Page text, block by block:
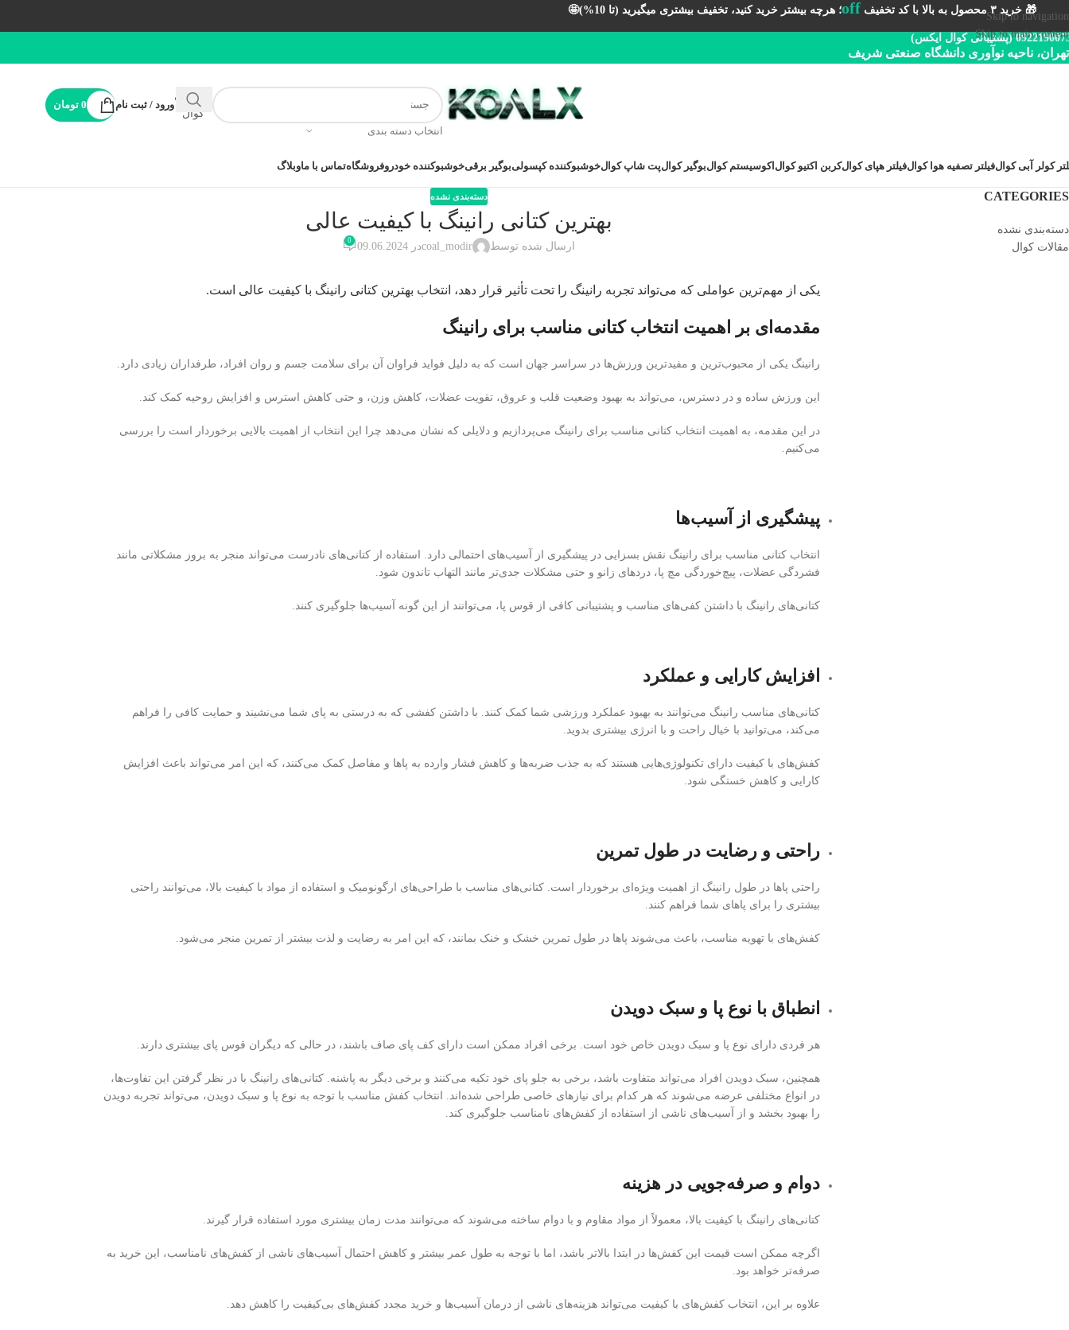
Skip to navigation
Skip to main content
🎁 خرید ۳ محصول به بالا با کد تخفیف off؛ هرچه بیشتر خرید کنید، تخفیف بیشتری میگیرید (تا 10%)🤩
(پشتیبانی کوال ایکس)
تهران، ناحیه نوآوری دانشگاه صنعتی شریف
انتخاب دسته بندی
پشتیبانی
کوال
ورود / ثبت نام 0 تومان
کولر آبی کوالفیلتر تصفیه هوا کوالفیلتر هپای کوالکربن اکتیو کوال اکوسیستم کوالبوگیر کوالپت شاپ کوالخوشبوکننده کپسولیبوگیر برقیخوشبوکننده خودروفروشگاهتماس با ماوبلاگ
CATEGORIES
دسته‌بندی نشده
مقالات کوال
دسته‌بندی نشده
بهترین کتانی رانینگ با کیفیت عالی
ارسال شده توسط coal_modirدر 09.06.2024 0
یکی از مهم‌ترین عواملی که می‌تواند تجربه رانینگ را تحت تأثیر قرار دهد، انتخاب بهترین کتانی رانینگ با کیفیت عالی است.
مقدمه‌ای بر اهمیت انتخاب کتانی مناسب برای رانینگ
رانینگ یکی از محبوب‌ترین و مفیدترین ورزش‌ها در سراسر جهان است که به دلیل فواید فراوان آن برای سلامت جسم و روان افراد، طرفداران زیادی دارد.
این ورزش ساده و در دسترس، می‌تواند به بهبود وضعیت قلب و عروق، تقویت عضلات، کاهش وزن، و حتی کاهش استرس و افزایش روحیه کمک کند.
در این مقدمه، به اهمیت انتخاب کتانی مناسب برای رانینگ می‌پردازیم و دلایلی که نشان می‌دهد چرا این انتخاب از اهمیت بالایی برخوردار است را بررسی
می‌کنیم.
پیشگیری از آسیب‌ها
انتخاب کتانی مناسب برای رانینگ نقش بسزایی در پیشگیری از آسیب‌های احتمالی دارد. استفاده از کتانی‌های نادرست می‌تواند منجر به بروز مشکلاتی مانند
فشردگی عضلات، پیچ‌خوردگی مچ پا، دردهای زانو و حتی مشکلات جدی‌تر مانند التهاب تاندون شود.
کتانی‌های رانینگ با داشتن کفی‌های مناسب و پشتیبانی کافی از قوس پا، می‌توانند از این گونه آسیب‌ها جلوگیری کنند.
افزایش کارایی و عملکرد
کتانی‌های مناسب رانینگ می‌توانند به بهبود عملکرد ورزشی شما کمک کنند. با داشتن کفشی که به درستی به پای شما می‌نشیند و حمایت کافی را فراهم
می‌کند، می‌توانید با خیال راحت و با انرژی بیشتری بدوید.
کفش‌های با کیفیت دارای تکنولوژی‌هایی هستند که به جذب ضربه‌ها و کاهش فشار وارده به پاها و مفاصل کمک می‌کنند، که این امر می‌تواند باعث افزایش
کارایی و کاهش خستگی شود.
راحتی و رضایت در طول تمرین
راحتی پاها در طول رانینگ از اهمیت ویژه‌ای برخوردار است. کتانی‌های مناسب با طراحی‌های ارگونومیک و استفاده از مواد با کیفیت بالا، می‌توانند راحتی
بیشتری را برای پاهای شما فراهم کنند.
کفش‌های با تهویه مناسب، باعث می‌شوند پاها در طول تمرین خشک و خنک بمانند، که این امر به رضایت و لذت بیشتر از تمرین منجر می‌شود.
انطباق با نوع پا و سبک دویدن
هر فردی دارای نوع پا و سبک دویدن خاص خود است. برخی افراد ممکن است دارای کف پای صاف باشند، در حالی که دیگران قوس پای بیشتری دارند.
همچنین، سبک دویدن افراد می‌تواند متفاوت باشد، برخی به جلو پای خود تکیه می‌کنند و برخی دیگر به پاشنه. کتانی‌های رانینگ با در نظر گرفتن این تفاوت‌ها،
در انواع مختلفی عرضه می‌شوند که هر کدام برای نیازهای خاصی طراحی شده‌اند. انتخاب کفش مناسب با توجه به نوع پا و سبک دویدن، می‌تواند تجربه دویدن
را بهبود بخشد و از آسیب‌های ناشی از استفاده از کفش‌های نامناسب جلوگیری کند.
دوام و صرفه‌جویی در هزینه
کتانی‌های رانینگ با کیفیت بالا، معمولاً از مواد مقاوم و با دوام ساخته می‌شوند که می‌توانند مدت زمان بیشتری مورد استفاده قرار گیرند.
اگرچه ممکن است قیمت این کفش‌ها در ابتدا بالاتر باشد، اما با توجه به طول عمر بیشتر و کاهش احتمال آسیب‌های ناشی از کفش‌های نامناسب، این خرید به
صرفه‌تر خواهد بود.
علاوه بر این، انتخاب کفش‌های با کیفیت می‌تواند هزینه‌های ناشی از درمان آسیب‌ها و خرید مجدد کفش‌های بی‌کیفیت را کاهش دهد.